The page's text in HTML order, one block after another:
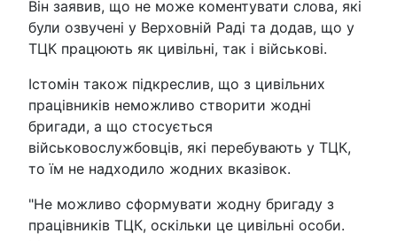
Він заявив, що не може коментувати слова, які
були озвучені у Верховній Раді та додав, що у
ТЦК працюють як цивільні, так і військові.
Істомін також підкреслив, що з цивільних
працівників неможливо створити жодні
бригади, а що стосується
військовослужбовців, які перебувають у ТЦК,
то їм не надходило жодних вказівок.
"Не можливо сформувати жодну бригаду з
працівників ТЦК, оскільки це цивільні особи.